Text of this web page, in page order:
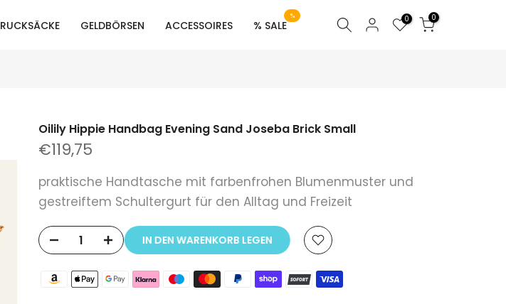
RUCKSÄCKE GELDBÖRSEN ACCESSOIRES % SALE
% 0 0
Oilily Hippie Handbag Evening Sand Joseba Brick Small
€119,75
praktische Handtasche mit farbenfrohen Blumenmuster und
gestreiftem Schultergurt für den Alltag und Freizeit
IN DEN WARENKORB LEGEN